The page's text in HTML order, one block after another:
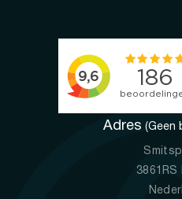
Adres (Geen
3861RS